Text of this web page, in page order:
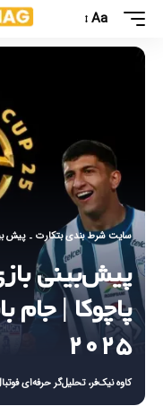
Aa
سایت شرط بندی بتکارت - پیش
پیش‌بینی
پاچوکا | جام
۲۰۲۵
کاوه نیک‌فر، تحلیل‌گر حرفه‌ای